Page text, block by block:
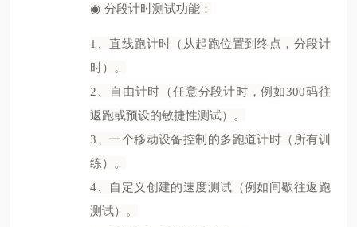
◉分段计时测试功能：
1、直线跑计时（从起跑位置到终点，分段计
时）。
2、自由计时（任意分段计时，例如300码往
返跑或预设的敏捷性测试）。
3、一个移动设备控制的多跑道计时（所有训
练）。
4、自定义创建的速度测试（例如间歇往返跑
测试）。